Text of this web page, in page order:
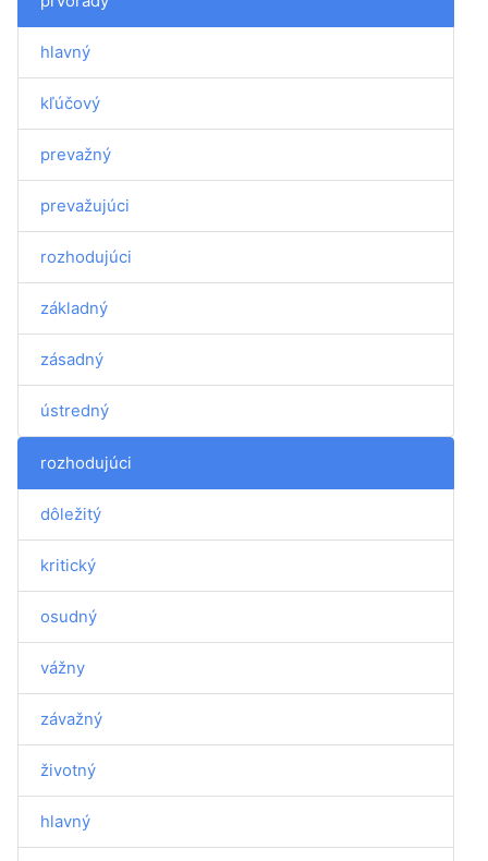
hlavný
kľúčový
prevažný
prevažujúci
rozhodujúci
základný
zásadný
ústredný
rozhodujúci
dôležitý
kritický
osudný
vážny
závažný
životný
hlavný